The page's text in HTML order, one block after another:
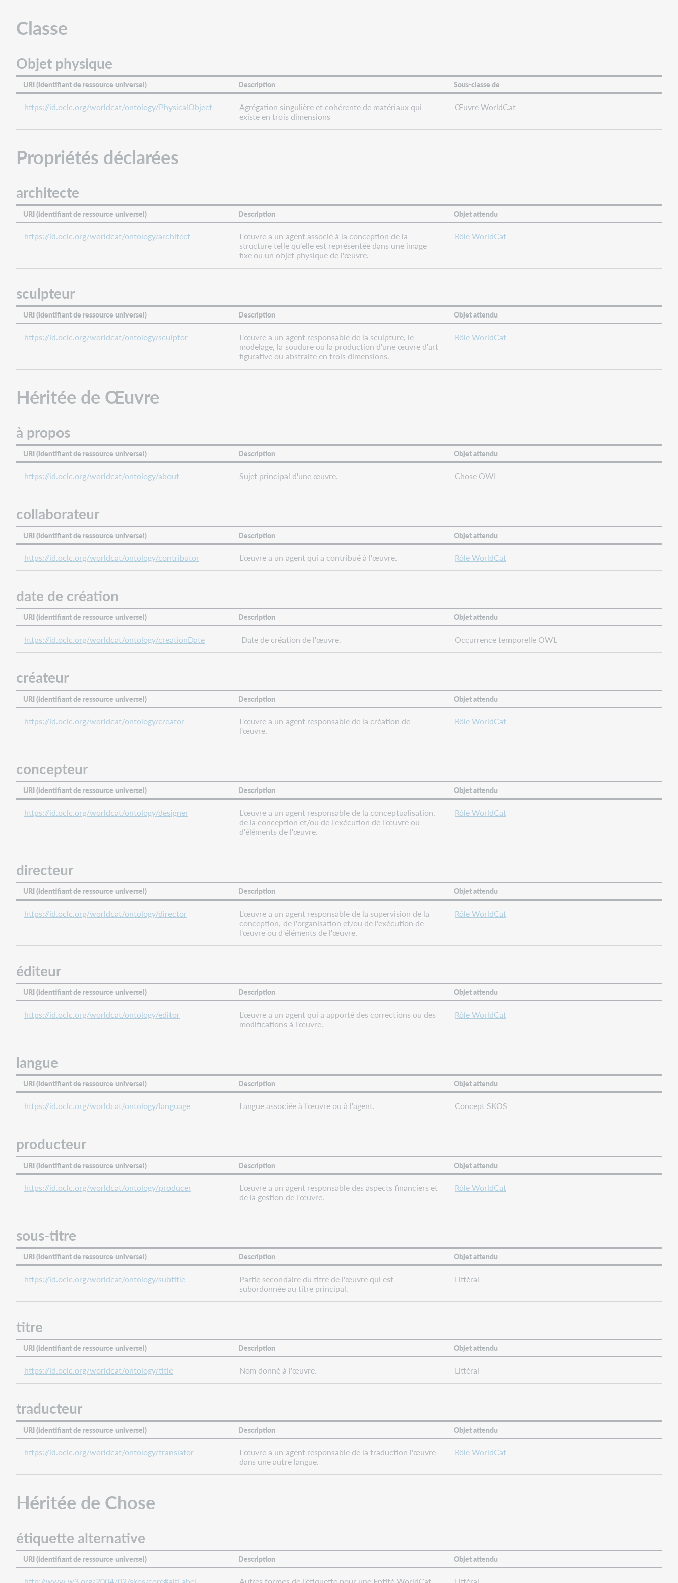
architecte
Héritée
de
Œuvre
à
propos
création
concepteur
directeur
éditeur
producteur
titre
traducteur
Héritée
de
Chose
date
date
précédée
par
étiquette
préférée
œuvre
même
que
date
début
succédée
type
Classe
Objet physique
URI (identifiant de ressource universel) Description Sous-classe de
https://id.oclc.org/worldcat/ontology/PhysicalObject
Agrégation singulière et cohérente de matériaux qui
existe en trois dimensions
Œuvre WorldCat
Propriétés déclarées
architecte
URI (identifiant de ressource universel) Description Objet attendu
https://id.oclc.org/worldcat/ontology/architect
L'œuvre a un agent associé à la conception de la
structure telle qu'elle est représentée dans une image
fixe ou un objet physique de l'œuvre.
Rôle WorldCat
sculpteur
URI (identifiant de ressource universel) Description Objet attendu
https://id.oclc.org/worldcat/ontology/sculptor
L'œuvre a un agent responsable de la sculpture, le
modelage, la soudure ou la production d'une œuvre d'art
figurative ou abstraite en trois dimensions.
Rôle WorldCat
Héritée de Œuvre
à propos
URI (identifiant de ressource universel) Description Objet attendu
https://id.oclc.org/worldcat/ontology/about Sujet principal d'une œuvre. Chose OWL
collaborateur
URI (identifiant de ressource universel) Description Objet attendu
https://id.oclc.org/worldcat/ontology/contributor L'œuvre a un agent qui a contribué à l'œuvre. Rôle WorldCat
date de création
URI (identifiant de ressource universel) Description Objet attendu
https://id.oclc.org/worldcat/ontology/creationDate Date de création de l'œuvre. Occurrence temporelle OWL
créateur
URI (identifiant de ressource universel) Description Objet attendu
https://id.oclc.org/worldcat/ontology/creator
L'œuvre a un agent responsable de la création de
l'œuvre.
Rôle WorldCat
concepteur
URI (identifiant de ressource universel) Description Objet attendu
https://id.oclc.org/worldcat/ontology/designer
L'œuvre a un agent responsable de la conceptualisation,
de la conception et/ou de l'exécution de l'œuvre ou
d'éléments de l'œuvre.
Rôle WorldCat
directeur
URI (identifiant de ressource universel) Description Objet attendu
https://id.oclc.org/worldcat/ontology/director
L'œuvre a un agent responsable de la supervision de la
conception, de l'organisation et/ou de l'exécution de
l'œuvre ou d'éléments de l'œuvre.
Rôle WorldCat
éditeur
URI (identifiant de ressource universel) Description Objet attendu
https://id.oclc.org/worldcat/ontology/editor
L'œuvre a un agent qui a apporté des corrections ou des
modifications à l'œuvre.
Rôle WorldCat
langue
URI (identifiant de ressource universel) Description Objet attendu
https://id.oclc.org/worldcat/ontology/language Langue associée à l'œuvre ou à l'agent. Concept SKOS
producteur
URI (identifiant de ressource universel) Description Objet attendu
https://id.oclc.org/worldcat/ontology/producer
L'œuvre a un agent responsable des aspects financiers et
de la gestion de l'œuvre.
Rôle WorldCat
sous-titre
URI (identifiant de ressource universel) Description Objet attendu
https://id.oclc.org/worldcat/ontology/subtitle
Partie secondaire du titre de l'œuvre qui est
subordonnée au titre principal.
Littéral
titre
URI (identifiant de ressource universel) Description Objet attendu
https://id.oclc.org/worldcat/ontology/title Nom donné à l'œuvre. Littéral
traducteur
URI (identifiant de ressource universel) Description Objet attendu
https://id.oclc.org/worldcat/ontology/translator
L'œuvre a un agent responsable de la traduction l'œuvre
dans une autre langue.
Rôle WorldCat
Héritée de Chose
étiquette alternative
URI (identifiant de ressource universel) Description Objet attendu